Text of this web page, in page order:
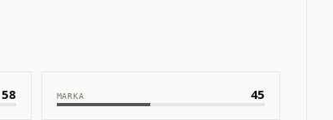
58 MARKA 45